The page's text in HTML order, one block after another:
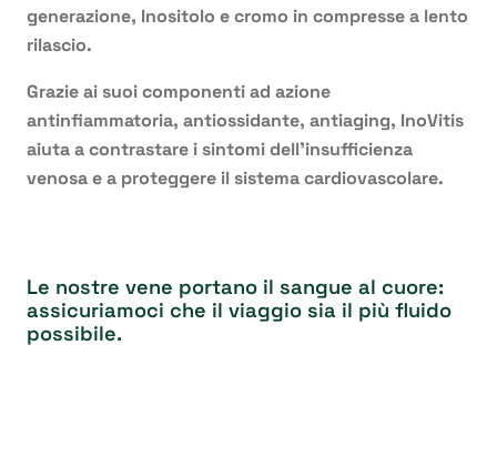
generazione, Inositolo e cromo in compresse a lento
rilascio.
Grazie ai suoi componenti ad azione
antinfiammatoria, antiossidante, antiaging, InoVitis
aiuta a contrastare i sintomi dell’insufficienza
venosa e a proteggere il sistema cardiovascolare.
Le nostre vene portano il sangue al cuore:
assicuriamoci che il viaggio sia il più fluido
possibile.